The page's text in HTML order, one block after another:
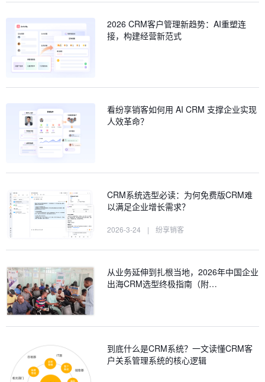
2026 CRM客户管理新趋势：AI重塑连
接，构建经营新范式
看纷享销客如何用 AI CRM 支撑企业实现
人效革命？
CRM系统选型必读：为何免费版CRM难
以满足企业增长需求？
2026-3-24 | 纷享销客
从业务延伸到扎根当地，2026年中国企业
出海CRM选型终极指南（附…
到底什么是CRM系统？一文读懂CRM客
户关系管理系统的核心逻辑